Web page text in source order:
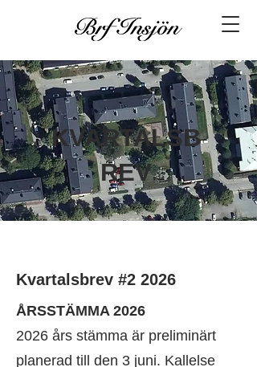
KVARTALSB
REV
Kvartalsbrev #2 2026
ÅRSSTÄMMA 2026
2026 års stämma är preliminärt
planerad till den 3 juni. Kallelse